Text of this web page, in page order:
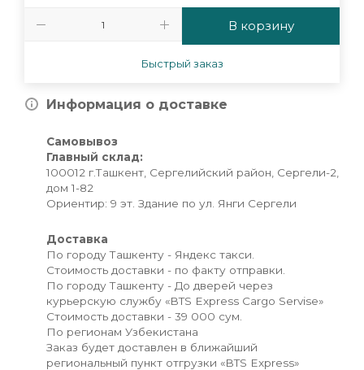
В корзину
Быстрый заказ
Информация о доставке
Самовывоз
Главный склад:
100012 г.Ташкент, Сергелийский район, Сергели-2,
дом 1-82
Ориентир: 9 эт. Здание по ул. Янги Сергели
Доставка
По городу Ташкенту - Яндекс такси.
Стоимость доставки - по факту отправки.
По городу Ташкенту - До дверей через
курьерскую службу «BTS Express Cargo Servise»
Стоимость доставки - 39 000 сум.
По регионам Узбекистана
Заказ будет доставлен в ближайший
региональный пункт отгрузки «BTS Express»